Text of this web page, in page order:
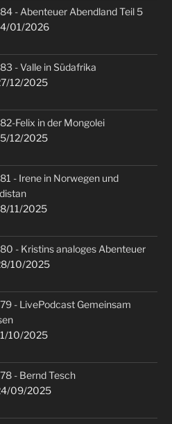
- Abenteuer Abendland Teil 5
01/2026
- Valle in Südafrika
12/2025
Felix in der Mongolei
12/2025
- Irene in Norwegen und
11/2025
- Kristins analoges Abenteuer
10/2025
- LivePodcast Gemeinsam
10/2025
- Bernd Tesch
09/2025